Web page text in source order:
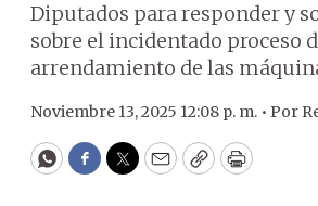
Diputados para responder y
sobre el incidentado proceso
arrendamiento de las
Noviembre 13, 2025 12:08 p. m. • Por
WhatsApp
Facebook
Twitter
EmailCopyPrint